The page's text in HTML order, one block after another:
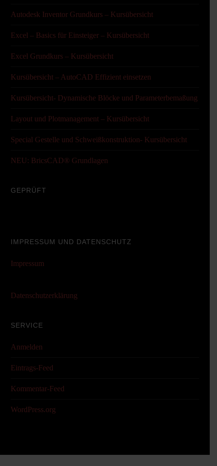
Autodesk Inventor Grundkurs – Kursübersicht
Excel – Basics für Einsteiger – Kursübersicht
Excel Grundkurs – Kursübersicht
Kursübersicht – AutoCAD Effizient einsetzen
Kursübersicht- Dynamische Blöcke und Parameterbemaßung
Layout und Plotmanagement – Kursübersicht
Special Gestelle und Schweißkonstruktion- Kursübersicht
NEU: BricsCAD® Grundlagen
GEPRÜFT
IMPRESSUM UND DATENSCHUTZ
Impressum
Datenschutzerklärung
SERVICE
Anmelden
Eintrags-Feed
Kommentar-Feed
WordPress.org